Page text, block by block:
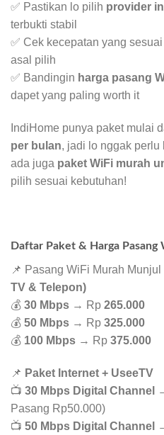
✅ Pastikan lo pilih provider
terbukti stabil
✅ Cek kecepatan yang
asal pilih
✅ Bandingin harga pasang
dapet yang paling worth it
IndiHome punya paket mulai
per bulan, jadi lo nggak perlu
ada juga paket WiFi murah
pilih sesuai kebutuhan!
Daftar Paket & Harga Pasang
📌 Pasang WiFi Murah Munjul
TV & Telepon)
💰 30 Mbps → Rp 265.000
💰 50 Mbps → Rp 325.000
💰 100 Mbps → Rp 375.000
📌 Paket Internet + UseeTV
📺 30 Mbps Digital Channel
Pasang Rp50.000)
📺 50 Mbps Digital Channel